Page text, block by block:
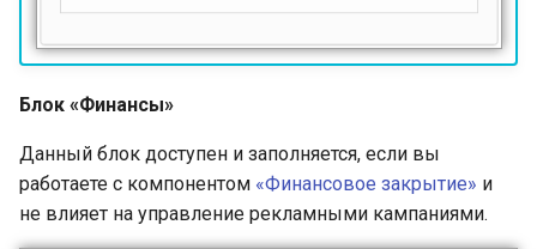
Блок «Финансы»
Данный блок доступен и заполняется, если вы
работаете с компонентом «Финансовое закрытие» и
не влияет на управление рекламными кампаниями.